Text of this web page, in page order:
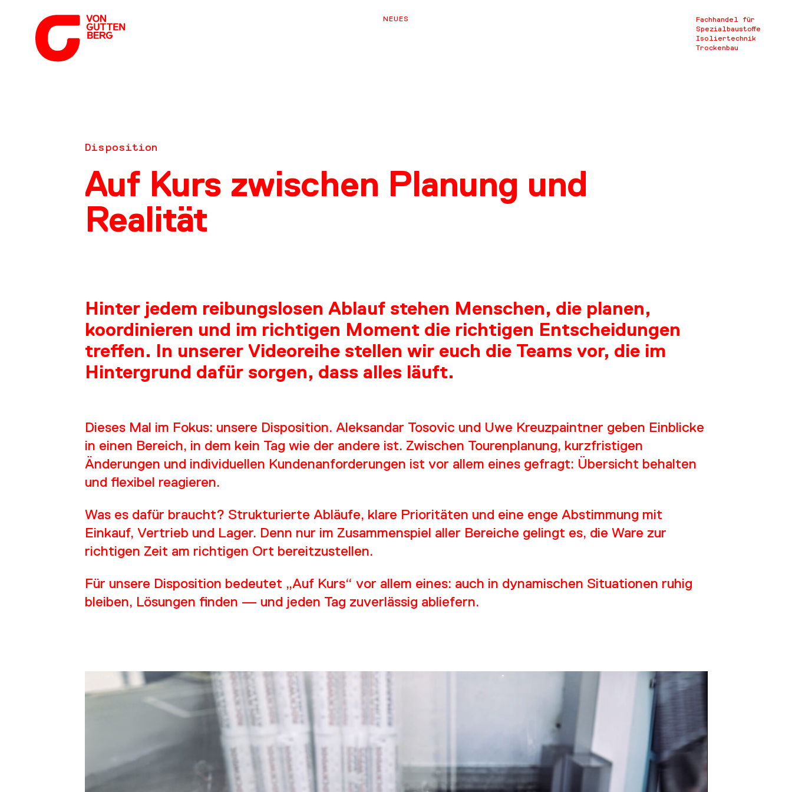
NEUES
Fachhandel für
Spezialbaustoffe
Isoliertechnik
Trockenbau
ÜBER UNS
Disposition
Auf Kurs zwischen Planung und
Realität
Hinter jedem reibungslosen Ablauf stehen Menschen, die planen,
koordinieren und im richtigen Moment die richtigen Entscheidungen
treffen. In unserer Videoreihe stellen wir euch die Teams vor, die im
Hintergrund dafür sorgen, dass alles läuft.
Dieses Mal im Fokus: unsere Disposition. Aleksandar Tosovic und Uwe Kreuzpaintner geben Einblicke
in einen Bereich, in dem kein Tag wie der andere ist. Zwischen Tourenplanung, kurzfristigen
Änderungen und individuellen Kundenanforderungen ist vor allem eines gefragt: Übersicht behalten
und flexibel reagieren.
Was es dafür braucht? Strukturierte Abläufe, klare Prioritäten und eine enge Abstimmung mit
Einkauf, Vertrieb und Lager. Denn nur im Zusammenspiel aller Bereiche gelingt es, die Ware zur
richtigen Zeit am richtigen Ort bereitzustellen.
Für unsere Disposition bedeutet „Auf Kurs“ vor allem eines: auch in dynamischen Situationen ruhig
bleiben, Lösungen finden — und jeden Tag zuverlässig abliefern.